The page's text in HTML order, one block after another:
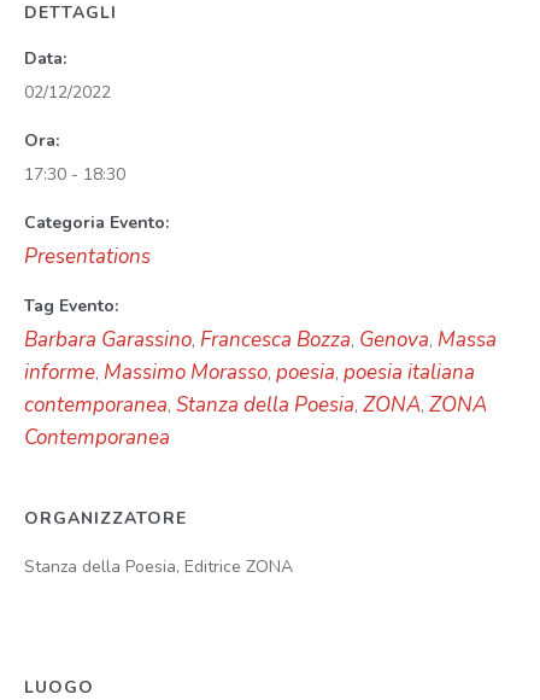
DETTAGLI
Data:
02/12/2022
Ora:
17:30 - 18:30
Categoria Evento:
Presentations
Tag Evento:
Barbara Garassino, Francesca Bozza, Genova, Massa
informe, Massimo Morasso, poesia, poesia italiana
contemporanea, Stanza della Poesia, ZONA, ZONA
Contemporanea
ORGANIZZATORE
Stanza della Poesia, Editrice ZONA
LUOGO